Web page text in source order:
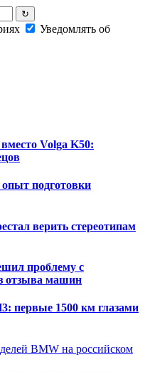
↻
Уведомлять об
Volga K50:
подготовки
верить стереотипам
проблему с
отзыва машин
первые 1500 км глазами
BMW на российском